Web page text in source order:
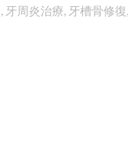
, 牙周炎治療, 牙槽骨修復,